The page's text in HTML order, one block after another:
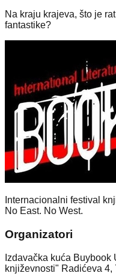
Na kraju krajeva, što je
fantastike?
Internacionalni festival
No East. No West.
Organizatori
Izdavačka kuća Buybook
književnosti" Radićeva 4,